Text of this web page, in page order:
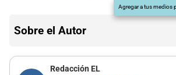
Agregar a tus medios
Sobre el Autor
Redacción EL